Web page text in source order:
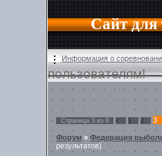
Сайт для
Информация о
пользователям!
Страница 3 из 9 « 1 2 3
Форум » Федерация
результатов)